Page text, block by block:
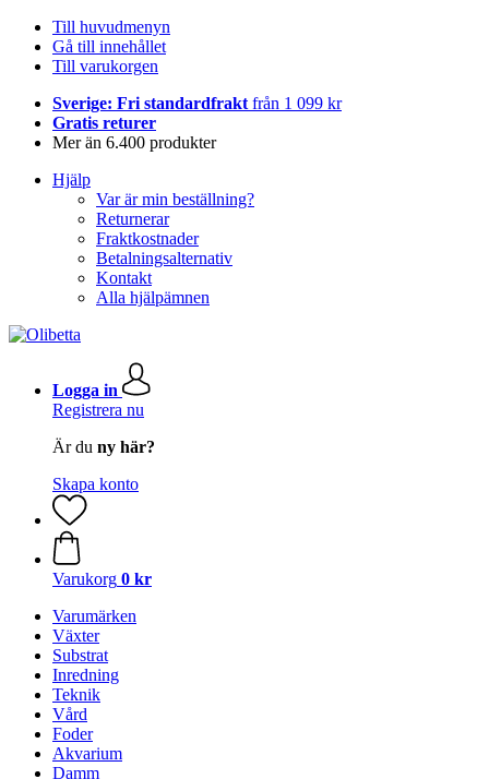
Till huvudmenyn
Gå till innehållet
Till varukorgen
Sverige: Fri standardfrakt från 1 099 kr
Gratis returer
Mer än 6.400 produkter
Hjälp
Var är min beställning?
Returnerar
Fraktkostnader
Betalningsalternativ
Kontakt
Alla hjälpämnen
Logga in
Registrera nu
Är du ny här?
Skapa konto
Varukorg 0 kr
Varumärken
Växter
Substrat
Inredning
Teknik
Vård
Foder
Akvarium
Damm